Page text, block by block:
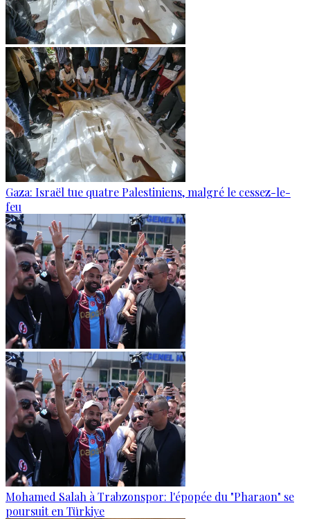
Gaza: Israël tue quatre Palestiniens, malgré le cessez-le-
feu
Mohamed Salah à Trabzonspor: l'épopée du "Pharaon" se
poursuit en Türkiye